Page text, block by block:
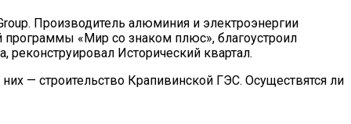
Производитель алюминия и электроэнергии
«Мир со знаком плюс», благоустроил
Исторический квартал.
— строительство Крапивинской ГЭС. Осуществятся ли